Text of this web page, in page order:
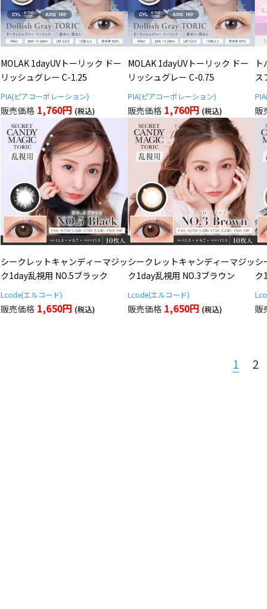
MOLAK 1dayUVトーリック ドー
リッシュグレー C-1.25
PIA(ピアコーポレーション)
1,760円
MOLAK 1dayUVトーリック ドー
リッシュグレー C-0.75
PIA(ピアコーポレーション)
1,760円
ス
シークレットキャンディーマジッ
ク1day乱視用 NO.5ブラック
Lcode(エルコード)
1,650円
シークレットキャンディーマジッ
ク1day乱視用 NO.3ブラウン
Lcode(エルコード)
1,650円
シ
ク
1 2